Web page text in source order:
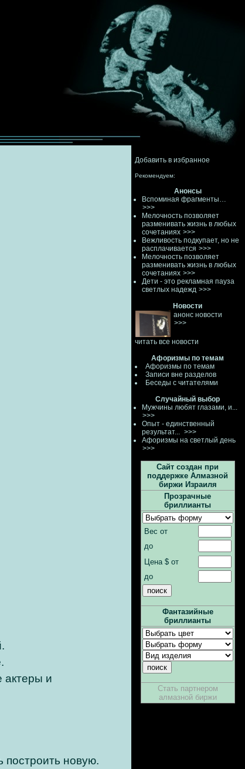
Добавить в избранное
Рекомендуем:
Анонсы
Вспоминая фрагменты…
>>>
Мелочность позволяет
разменивать жизнь в любых
сочетаниях >>>
Вежливость подкупает, но не
расплачивается >>>
Мелочность позволяет
разменивать жизнь в любых
сочетаниях >>>
Дети - это рекламная пауза
светлых надежд >>>
Новости
анонс новости
>>>
читать все новости
Афоризмы по темам
Афоризмы по темам
Записи вне разделов
Беседы с читателями
Случайный выбор
Мужчины любят глазами, и...
>>>
Опыт - единственный
результат... >>>
Афоризмы на светлый день
>>>
Сайт создан при
поддержке Алмазной
биржи Израиля
Прозрачные
бриллианты
Вес от
до
Цена $ от
до
Фантазийные
бриллианты
Стать партнером
алмазной биржи
актеры и
построить новую.